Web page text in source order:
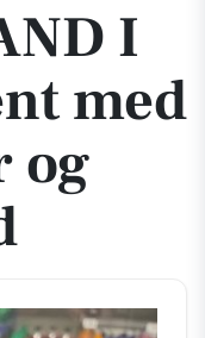
I
med
og